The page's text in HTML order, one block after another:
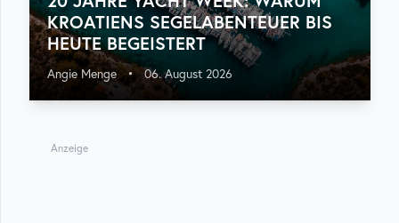
KROATIENS SEGELABENTEUER BIS
HEUTE BEGEISTERT
Angie Menge • 06. August 2026
Anzeige